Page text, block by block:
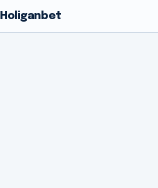
Holiganbet